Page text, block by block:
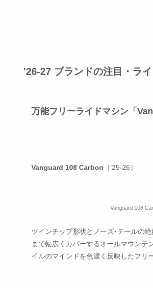
'26-27 ブランドの注目・ラ
万能フリーライドマシン「
Vanguard 108 Carbon （’25-26）
Vanguard 108
ツインチップ形状とノーズ･テールの
まで幅広くカバーするオールマウンテ
イルのマインドを色濃く反映したフリ